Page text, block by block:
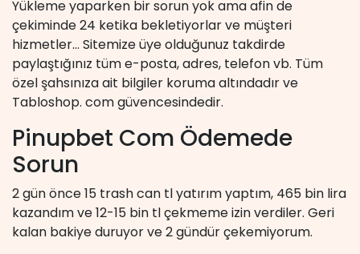
Yükleme yaparken bir sorun yok ama afin de
çekiminde 24 ketika bekletiyorlar ve müşteri
hizmetler… Sitemize üye olduğunuz takdirde
paylaştığınız tüm e-posta, adres, telefon vb. Tüm
özel şahsınıza ait bilgiler koruma altındadır ve
Tabloshop. com güvencesindedir.
Pinupbet Com Ödemede
Sorun
2 gün önce 15 trash can tl yatırım yaptım, 465 bin lira
kazandım ve 12-15 bin tl çekmeme izin verdiler. Geri
kalan bakiye duruyor ve 2 gündür çekemiyorum.